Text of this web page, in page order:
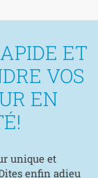
ET
VOS
EN
unique et
enfin adieu